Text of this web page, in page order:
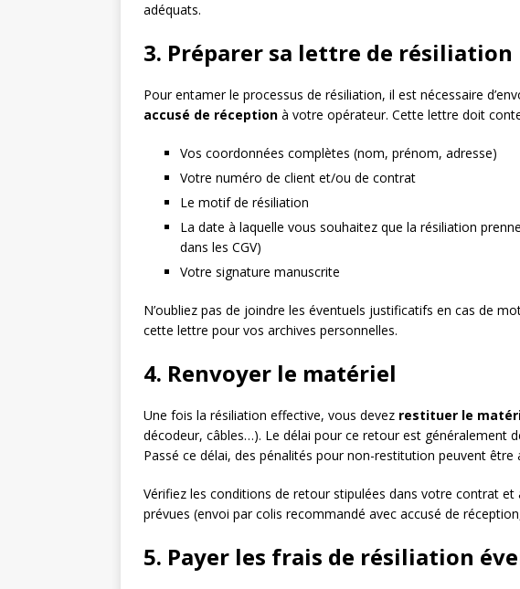
adéquats.
3. Préparer sa lettre de résiliation
Pour entamer le processus de résiliation, il est nécessaire
accusé de réception à votre opérateur. Cette lettre doit
Vos coordonnées complètes (nom, prénom, adresse)
Votre numéro de client et/ou de contrat
Le motif de résiliation
La date à laquelle vous souhaitez que la résiliation
dans les CGV)
Votre signature manuscrite
N’oubliez pas de joindre les éventuels justificatifs en cas de
cette lettre pour vos archives personnelles.
4. Renvoyer le matériel
Une fois la résiliation effective, vous devez restituer le
décodeur, câbles…). Le délai pour ce retour est généralement
Passé ce délai, des pénalités pour non-restitution peuvent être
Vérifiez les conditions de retour stipulées dans votre contrat
prévues (envoi par colis recommandé avec accusé de
5. Payer les frais de résiliation